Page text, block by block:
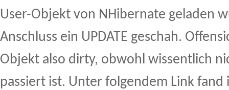
User-Objekt von NHibernate geladen
Anschluss ein UPDATE geschah.
Objekt also dirty, obwohl wissentlich
passiert ist. Unter folgendem Link fand